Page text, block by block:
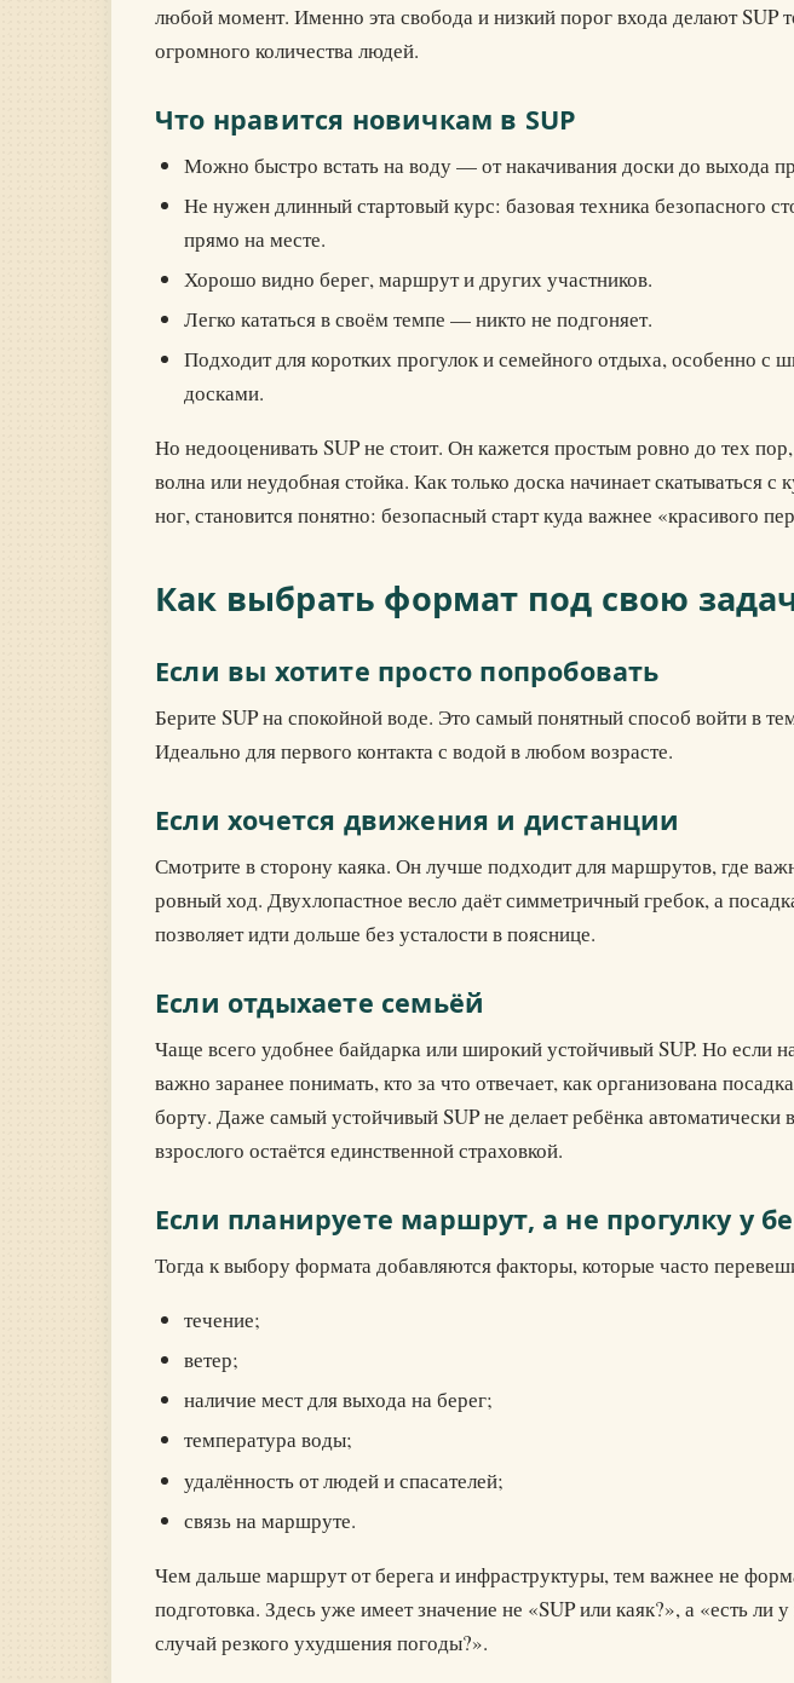
любой момент. Именно эта свобода и низкий порог входа делают SUP
огромного количества людей.
Что нравится новичкам в SUP
Можно быстро встать на воду — от накачивания доски до выхода
Не нужен длинный стартовый курс: базовая техника безопасного
прямо на месте.
Хорошо видно берег, маршрут и других участников.
Легко кататься в своём темпе — никто не подгоняет.
Подходит для коротких прогулок и семейного отдыха, особенно с
досками.
Но недооценивать SUP не стоит. Он кажется простым ровно до тех
волна или неудобная стойка. Как только доска начинает скатываться с
ног, становится понятно: безопасный старт куда важнее «красивого
Как выбрать формат под свою
Если вы хотите просто попробовать
Берите SUP на спокойной воде. Это самый понятный способ войти в
Идеально для первого контакта с водой в любом возрасте.
Если хочется движения и дистанции
Смотрите в сторону каяка. Он лучше подходит для маршрутов, где
ровный ход. Двухлопастное весло даёт симметричный гребок, а
позволяет идти дольше без усталости в пояснице.
Если отдыхаете семьёй
Чаще всего удобнее байдарка или широкий устойчивый SUP. Но если
важно заранее понимать, кто за что отвечает, как организована
борту. Даже самый устойчивый SUP не делает ребёнка автоматически
взрослого остаётся единственной страховкой.
Если планируете маршрут, а не прогулку у
Тогда к выбору формата добавляются факторы, которые часто
течение;
ветер;
наличие мест для выхода на берег;
температура воды;
удалённость от людей и спасателей;
связь на маршруте.
Чем дальше маршрут от берега и инфраструктуры, тем важнее не
подготовка. Здесь уже имеет значение не «SUP или каяк?», а «есть ли
случай резкого ухудшения погоды?».